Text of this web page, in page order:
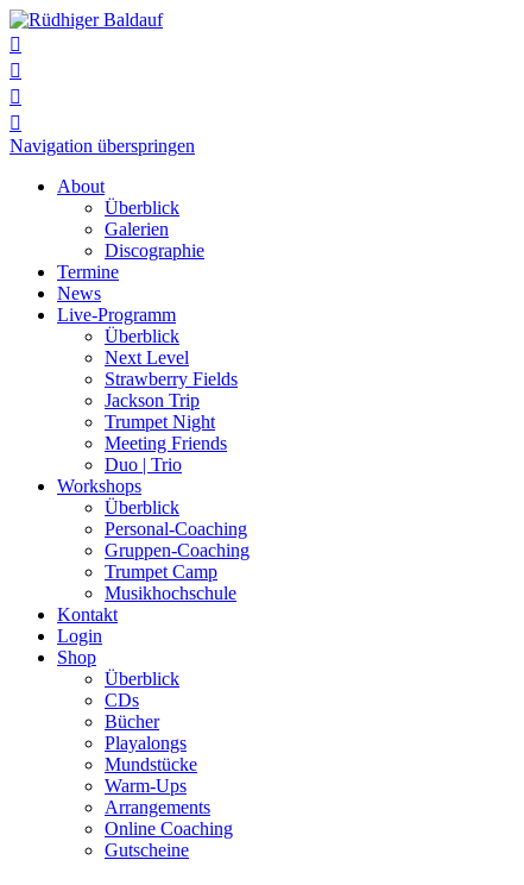




Navigation überspringen
About
Überblick
Galerien
Discographie
Termine
News
Live-Programm
Überblick
Next Level
Strawberry Fields
Jackson Trip
Trumpet Night
Meeting Friends
Duo | Trio
Workshops
Überblick
Personal-Coaching
Gruppen-Coaching
Trumpet Camp
Musikhochschule
Kontakt
Login
Shop
Überblick
CDs
Bücher
Playalongs
Mundstücke
Warm-Ups
Arrangements
Online Coaching
Gutscheine